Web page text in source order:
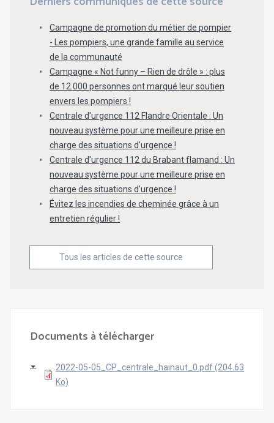
Campagne de promotion du métier de pompier
- Les pompiers, une grande famille au service
de la communauté
Campagne « Not funny – Rien de drôle » : plus
de 12.000 personnes ont marqué leur soutien
envers les pompiers !
Centrale d'urgence 112 Flandre Orientale : Un
nouveau système pour une meilleure prise en
charge des situations d'urgence !
Centrale d'urgence 112 du Brabant flamand : Un
nouveau système pour une meilleure prise en
charge des situations d'urgence !
Évitez les incendies de cheminée grâce à un
entretien régulier !
Tous les articles de cette source
Documents à télécharger
2022-05-05_CP_centrale_hainaut_0.pdf (204.63
Ko)